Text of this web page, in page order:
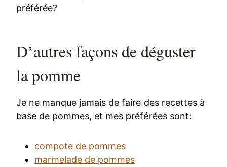
préférée?
D’autres façons de déguster
la pomme
Je ne manque jamais de faire des recettes à
base de pommes, et mes préférées sont:
compote de pommes
marmelade de pommes